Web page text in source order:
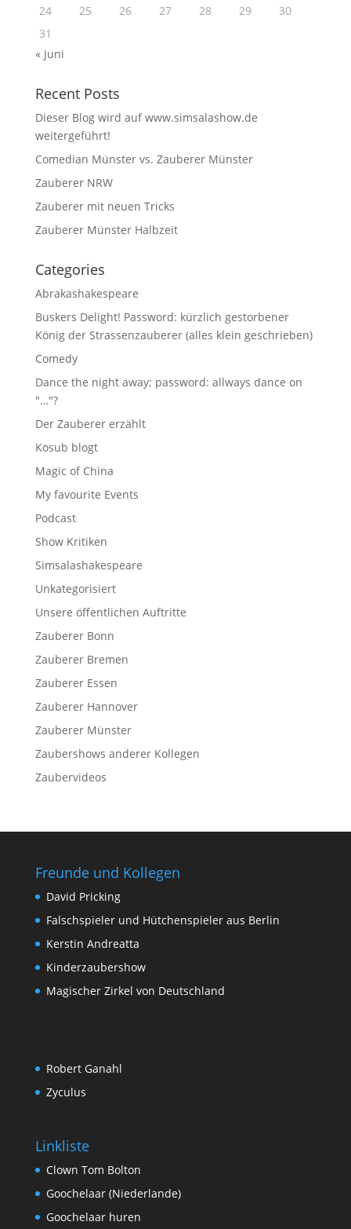
24
25 26 27 28 29
30
31
« Juni
Recent Posts
Dieser Blog wird auf www.simsalashow.de
weitergeführt!
Comedian Münster vs. Zauberer Münster
Zauberer NRW
Zauberer mit neuen Tricks
Zauberer Münster Halbzeit
Categories
Abrakashakespeare
Buskers Delight! Password: kürzlich gestorbener
König der Strassenzauberer (alles klein geschrieben)
Comedy
Dance the night away; password: allways dance on
"…"?
Der Zauberer erzählt
Kosub blogt
Magic of China
My favourite Events
Podcast
Show Kritiken
Simsalashakespeare
Unkategorisiert
Unsere öffentlichen Auftritte
Zauberer Bonn
Zauberer Bremen
Zauberer Essen
Zauberer Hannover
Zauberer Münster
Zaubershows anderer Kollegen
Zaubervideos
Freunde und Kollegen
David Pricking
Falschspieler und Hütchenspieler aus Berlin
Kerstin Andreatta
Kinderzaubershow
Magischer Zirkel von Deutschland
Robert Ganahl
Zyculus
Linkliste
Clown Tom Bolton
Goochelaar (Niederlande)
Goochelaar huren